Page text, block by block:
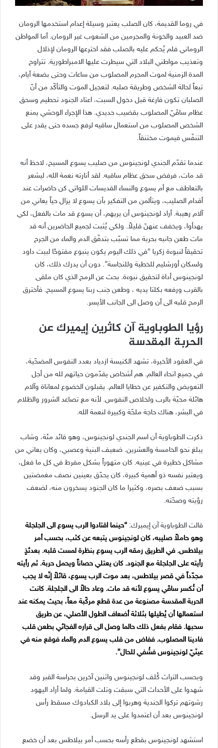
في روما القديمة، كان الصلب يعتبر وسيلة إعدام استخدمها الرومان
ضد العبيد والخونة والمجرمين من الشعوب غير الرومان. أما المواطن
الروماني فلم يُحكم عليه بالصلب فقد اخترعها الرومان لإذلال
وتعذيب مواطني البلاد التي سيطرت عليها الامبراطورية. تتراوح
المدة الزمنية لموت المجرم المصلوب من ساعات وحتى بضعة أيام،
تبعاً لحالة الشخص وطريقة صلبه. لتعجيل الموت والتأكّد من أنّ
الصلبان تكون فارغة قبل دخول السبت، اعتاد الجنود تحطيم وسحق
عظام ساقَيّ المصلوب بقضيب حديدي. هذا الإجراء الوحشي يمنع
الشخص المصلوب من استعمال ساقيه لرفع جسده حتى يقدر على
التنفّس فيموت مختنقاً.
عندما تقدّم الجندي لونجينوس من صليب يسوع المسيح، لاحظ أنه
قد مات، فرفض سحق عظام ساقيه. لقد أنارته نعمة الله، ليشعر
بالتعاطف مع أم يسوع والنساء القديسات اللواتي كن حاضرات عند
أقدام الصليب، ويتألمن من التفكير بأن يسوع لا يزال حياً يعاني من
آلام رهيبة. أراد لونجينوس أن يريهم، أن يسوع قد مات بالفعل، لكي
يهدأوا، ويخفف عنهنّ قليلاً. ولكي يُثبت لجميع الحاضرين أنه قد
مات طعن جانبه بحربة مما تسبّب بتدفّق الدم والماء من الجرح
تحقيقاً لنبوءة زكريا “في ذلك اليوم يكون ينبوع مفتوحًا لبيت داود
ولسكان أورشليم للخطية وللنجاسة”. دون أن يدرك ذلك، كان
لونجينوس أداة لتحقيق نبوءة. بحث عن الرمح الذي كان ملقى
بالقرب ورفعه بكلتا يديه ، وطعن جنب ربنا يسوع المسيح. فأخترق
الرمح قلبه الى أن وصل الى الجانب الأيسر.
رؤيا الطوباوية آن كاثرين إيميرك عن
الحربة المقدسة
في العقود الأخيرة، تشهد الكنيسة ازدياد بعدد النفوس المضحّية،
في جميع انحاء العالم. هم أشخاص يقدّمون حياتهم لله من أجل
التعويض والتكفير عن خطايا العالم. يقبلون الخضوع لمعاناة وآلام
هائلة محبّة بالرب ولخلاص النفوس. لأنه مع تصاعد الشرور والظلام
في البشر، هناك حاجة ملحّة وكبيرة لنعمة الله.
ذكرت الطوباوية أن اسم الجندي لونجينوس، وهو قائد مئة، وشاب
يبلغ نحو الخامسة والعشرين. ضعيف البنية وعصبي، وكان يعاني من
مشاكل خطيرة في عينيه. كان متهوراً بشكل مفرط في كل ما فعل،
ويعتبر نفسه ذو أهمية كبيرة، كان يحدّق بعينين نصف مغمضتين
بسبب ضعف بصره، وكثيرا ما كان الجنود يسخرون منه، لضعف
رؤيته وصحّته.
قالت الطوباوية آن إيميرك: “حينما اقتادوا الرب يسوع الى الجلجلة
وهو حاملاً صليبه، كان لونجينوس يتبعه عن كثب، بحسب أمر
بيلاطس. في الطريق رمقه الرب يسوع بنظرة لمست قلبه. بعدئذٍ
رأيته على الجلجلة مع الجنود. كان يعتلي حصاناً ويحمل حربة. ثم رأيته
مجدّداً في قصر بيلاطس، بعد موت الرب يسوع، قائلاً إنّه لا يجب
أن تُكسر ساقَي يسوع لأنه قد مات. وعاد حالاً الى الجلجلة. كانت
الحربة المقدسة مصنوعة من عدة قطع مركّبة معاً، بحيث يمكنه عند
استعمالها أن يُطيلها بثلاثة أضعاف الطول الأصلي، عن طريق
سحبها. فقام بفعل ذلك حالما وصل الى قراره الفجائي بطعن قلب
فادينا المصلوب. ففاض من قلب يسوع الدم والماء فوقع منه في
عينَيّ لونجينوس فشُفي للحال”.
وبحسب التراث كُلف لونجينوس واثنين آخرين بحراسة القبر وقد
شهدوا على الأحداث التي سبقت وتلت القيامة. ولما أراد اليهود
رشوتهم تركوا الجندية وهربوا إلى بلاد الكبادوك مسقط رأس
لونجينوس بعد أن اعتمدوا على يد الرسل.
استشهد لونجينوس بقطع رأسه بحسب أمر بيلاطس بعد أن خضع